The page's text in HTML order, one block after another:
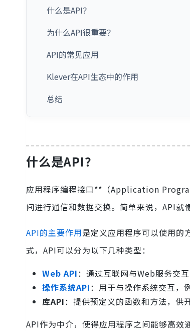
什么是API？
为什么API很重要？
API的常见应用
Klever在API生态中的作用
总结
什么是API？
应用程序编程接口**（Application
间进行通信和数据交换。简单来说，API就
API的主要作用是定义应用程序可以使用的
式，API可以分为以下几种类型：
Web API：通过互联网与Web服务交
操作系统API：用于与操作系统交互，
库API：提供预定义的函数和方法，供
API作为中介，使得应用程序之间能够高